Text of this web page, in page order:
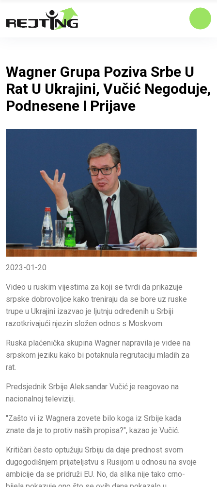
Wagner Grupa Poziva Srbe U
Rat U Ukrajini, Vučić Negoduje,
Podnesene I Prijave
2023-01-20
Video u ruskim vijestima za koji se tvrdi da prikazuje
srpske dobrovoljce kako treniraju da se bore uz ruske
trupe u Ukrajini izazvao je ljutnju određenih u Srbiji
razotkrivajući njezin složen odnos s Moskvom.
Ruska plaćenička skupina Wagner napravila je videe na
srpskom jeziku kako bi potaknula regrutaciju mladih za
rat.
Predsjednik Srbije Aleksandar Vučić je reagovao na
nacionalnoj televiziji.
"Zašto vi iz Wagnera zovete bilo koga iz Srbije kada
znate da je to protiv naših propisa?", kazao je Vučić.
Kritičari često optužuju Srbiju da daje prednost svom
dugogodišnjem prijateljstvu s Rusijom u odnosu na svoje
ambicije da se pridruži EU. No, da slika nije tako crno-